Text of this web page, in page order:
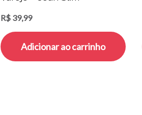
R$ 39,99
Adicionar ao carrinho